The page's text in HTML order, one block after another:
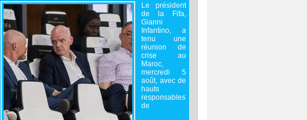
Le président
de la Fifa,
Gianni
Infantino, a
tenu une
réunion de
crise au
Maroc,
mercredi 5
août, avec de
hauts
responsables
de